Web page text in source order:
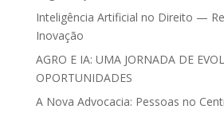
Inteligência Artificial no Direito —
Inovação
AGRO E IA: UMA JORNADA DE
OPORTUNIDADES
A Nova Advocacia: Pessoas no